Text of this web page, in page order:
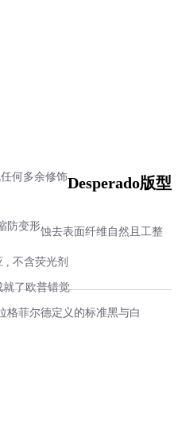
Desperado版型
何多余修饰
防变形蚀去表面纤维 自然且工整
, 不含荧光剂
就了欧普错觉
格菲尔德定义的标准黑与白